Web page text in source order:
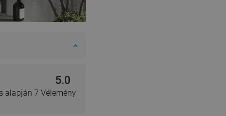
5.0
alapján 7 Vélemény